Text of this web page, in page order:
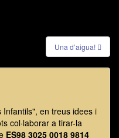
Una d’aigua!
Infantils", en treus idees i
col·laborar a tirar-la
ES98 3025 0018 9814